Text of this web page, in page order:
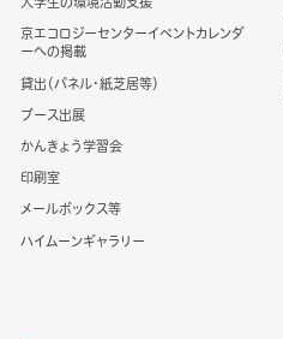
京エコロジーセンターイベントカレンダ
ーへの掲載
貸出（パネル・紙芝居等）
ブース出展
かんきょう学習会
印刷室
メールボックス等
ハイムーンギャラリー